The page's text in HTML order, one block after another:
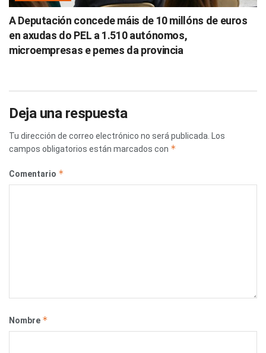
A Deputación concede máis de 10 millóns de euros
en axudas do PEL a 1.510 autónomos,
microempresas e pemes da provincia
Deja una respuesta
Tu dirección de correo electrónico no será publicada.
Los
campos obligatorios están marcados con *
Comentario *
Nombre *